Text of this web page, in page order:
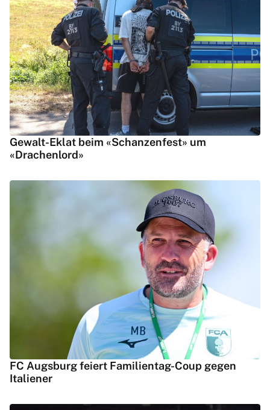
Gewalt-Eklat beim «Schanzenfest» um
«Drachenlord»
FC Augsburg feiert Familientag-Coup gegen
Italiener